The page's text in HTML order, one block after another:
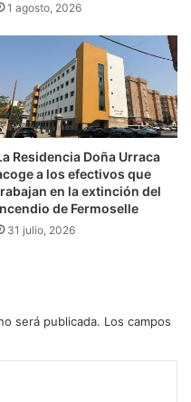
1 agosto, 2026
Residencia Doña Urraca
a los efectivos que
en la extinción del
de Fermoselle
31 julio, 2026
será publicada. Los campos